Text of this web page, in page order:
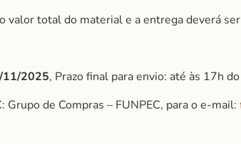
valor total do material e a entrega deverá
2025, Prazo final para envio: até às 17h
de Compras – FUNPEC, para o e-mail: